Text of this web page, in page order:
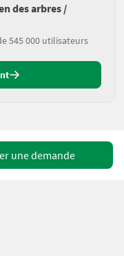
des arbres /
545 000 utilisateurs
une demande